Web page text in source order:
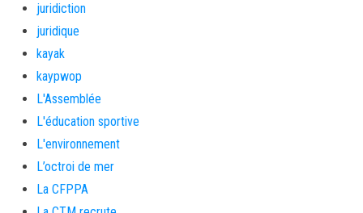
juridiction
juridique
kayak
kaypwop
L'Assemblée
L'éducation sportive
L'environnement
L’octroi de mer
La CFPPA